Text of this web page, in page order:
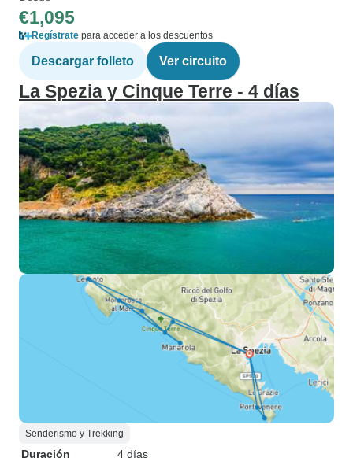
€1,095
Regístrate para acceder a los descuentos
Descargar folleto Ver circuito
La Spezia y Cinque Terre - 4 días
Senderismo y Trekking
Duración
4 días